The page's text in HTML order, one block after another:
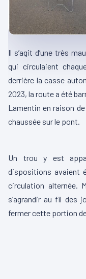
Il s’agit d’une très
qui circulaient
derrière la casse
2023, la route a été
Lamentin en raison
chaussée sur le pont.
Un trou y est
dispositions avaient
circulation alternée.
s’agrandir au fil des
fermer cette portion